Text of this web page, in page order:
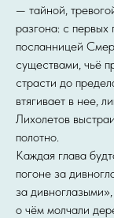
— тайной,
разгона: с первых
посланницей
существами, чьё
страсти до
втягивает в нее,
Лихолетов
полотно.
Каждая глава
погоне за
за
о чём молчали